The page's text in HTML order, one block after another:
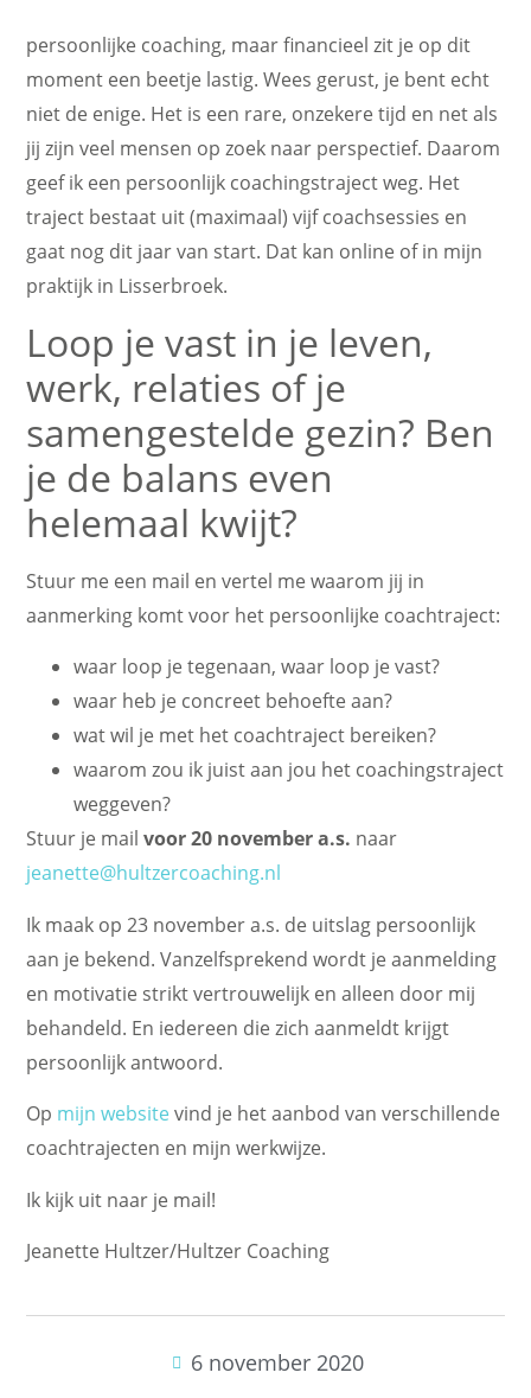
persoonlijke coaching, maar financieel zit je op dit
moment een beetje lastig. Wees gerust, je bent echt
niet de enige. Het is een rare, onzekere tijd en net als
jij zijn veel mensen op zoek naar perspectief. Daarom
geef ik een persoonlijk coachingstraject weg. Het
traject bestaat uit (maximaal) vijf coachsessies en
gaat nog dit jaar van start. Dat kan online of in mijn
praktijk in Lisserbroek.
Loop je vast in je leven,
werk, relaties of je
samengestelde gezin? Ben
je de balans even
helemaal kwijt?
Stuur me een mail en vertel me waarom jij in
aanmerking komt voor het persoonlijke coachtraject:
waar loop je tegenaan, waar loop je vast?
waar heb je concreet behoefte aan?
wat wil je met het coachtraject bereiken?
waarom zou ik juist aan jou het coachingstraject
weggeven?
Stuur je mailvoor 20 novembera.s. naar
jeanette@hultzercoaching.nl
Ik maak op 23 november a.s. de uitslag persoonlijk
aan je bekend. Vanzelfsprekend wordt je aanmelding
en motivatie strikt vertrouwelijk en alleen door mij
behandeld. En iedereen die zich aanmeldt krijgt
persoonlijk antwoord.
Op mijn websitevind je het aanbod van verschillende
coachtrajecten en mijn werkwijze.
Ik kijk uit naar je mail!
Jeanette Hultzer/Hultzer Coaching
6 november 2020